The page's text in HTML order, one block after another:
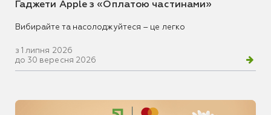
Гаджети Apple з «Оплатою частинами»
Вибирайте та насолоджуйтеся – це легко
з 1 липня 2026
до 30 вересня 2026